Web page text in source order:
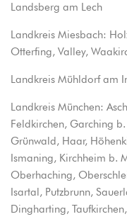
Landsberg am Lech
Landkreis Miesbach:
Otterfing, Valley,
Landkreis Mühldorf am
Landkreis München:
Feldkirchen, Garching
Grünwald, Haar,
Ismaning, Kirchheim b.
Oberhaching,
Isartal, Putzbrunn,
Dingharting,